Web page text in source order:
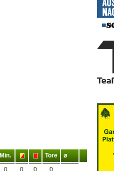
Min. Tore
⌀
0
0 0 0